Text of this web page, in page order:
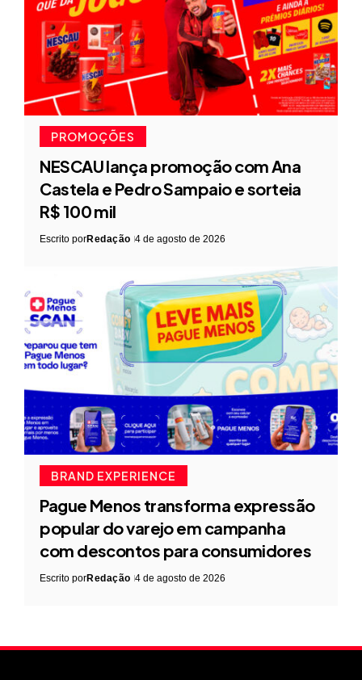
PROMOÇÕES
NESCAU lança promoção com Ana
Castela e Pedro Sampaio e sorteia
R$ 100 mil
Escrito porRedação 4 de agosto de 2026
BRAND EXPERIENCE
Pague Menos transforma expressão
popular do varejo em campanha
com descontos para consumidores
Escrito porRedação 4 de agosto de 2026